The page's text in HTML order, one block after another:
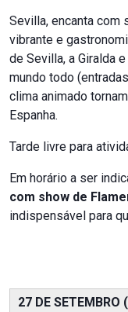
Sevilla, encanta com
vibrante e
de Sevilla, a Giralda
mundo todo
clima animado
Espanha.
Tarde livre para
Em horário a ser
com show de
indispensável para
27 DE SETEMBRO